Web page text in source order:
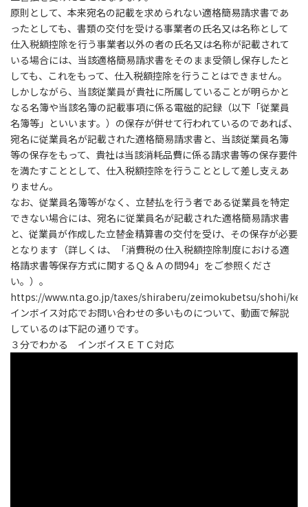
原則として、本来宛名の記載を求められない適格簡易請求書であ
ったとしても、書類の交付を受ける事業者の氏名又は名称として
仕入税額控除を行う事業者以外の者の氏名又は名称が記載されて
いる場合には、当該適格簡易請求書をそのまま受領し保存したと
しても、これをもって、仕入税額控除を行うことはできません。
しかしながら、当該従業員が貴社に所属していることが明らかと
なる名簿や当該名簿の記載事項に係る電磁的記録（以下「従業員
名簿等」といいます。）の保存が併せて行われているのであれば、
宛名に従業員名が記載された適格簡易請求書と、当該従業員名簿
等の保存をもって、貴社は当該消耗品費に係る請求書等の保存要件
を満たすこととして、仕入税額控除を行うこととして差し支えあ
りません。
なお、従業員名簿等がなく、立替払を行う者である従業員を特定
できない場合には、宛名に従業員名が記載された適格簡易請求書
と、従業員が作成した立替金精算書の交付を受け、その保存が必要
となります（詳しくは、「消費税の仕入税額控除制度における適
格請求書等保存方式に関するＱ＆Ａの問94」をご参照くださ
い。）。
https://www.nta.go.jp/taxes/shiraberu/zeimokubetsu/shohi/
インボイス対応でお問い合わせの多いものについて、動画で解説
しているのは下記の通りです。
３分でわかる インボイスＥＴＣ対応